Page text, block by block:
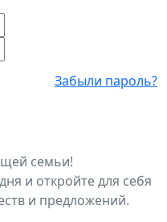
Забыли пароль?
семьи!
и откройте для себя
и предложений.